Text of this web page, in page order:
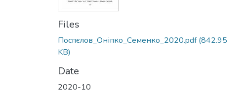
Files
Поспєлов_Оніпко_Семенко_2020.pdf(842.95
KB)
Date
2020-10